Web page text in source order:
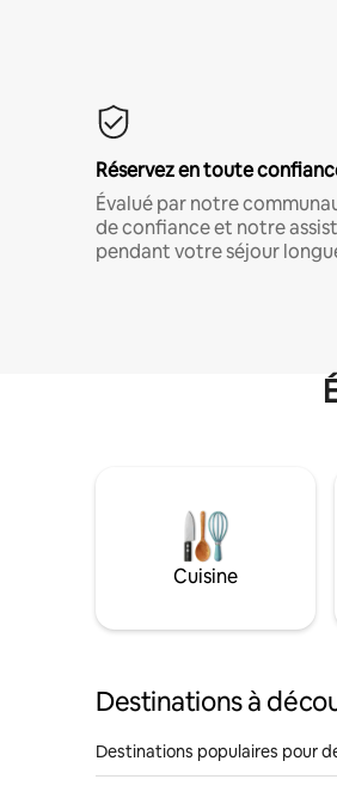
Réservez en toute
Évalué par notre
de confiance et notre
pendant votre séjour
Cuisine
Destinations à
Destinations populaires pour